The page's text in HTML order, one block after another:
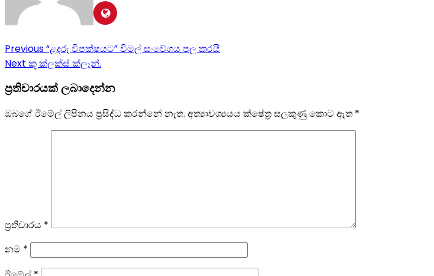
Post
navigation
Previous“ළදරු විපක්ෂයට” විමල් සංවේගය පල කරයි
Next කූ ක්ලක්ස් ක්ලෑන්.
ප්‍රතිචාරයක් ලබාදෙන්න
ඔබගේ ඊමේල් ලිපිනය ප්‍රසිද්ධ කරන්නේ නැත. අත්‍යාවශ්‍යයය ක්ෂේත්‍ර සලකුණු කොට ඇත *
ප්‍රතිචාරය *
නම *